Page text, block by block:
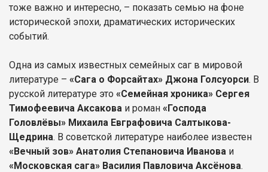
тоже важно и интересно, – показать семью на фоне
исторической эпохи, драматических исторических
событий.
Одна из самых известных семейных саг в мировой
литературе – «Сага о Форсайтах» Джона Голсуорси. В
русской литературе это «Семейная хроника» Сергея
Тимофеевича Аксакова и роман «Господа
Головлёвы» Михаила Евграфовича Салтыкова-
Щедрина. В советской литературе наиболее известен
«Вечный зов» Анатолия Степановича Иванова и
«Московская сага» Василия Павловича Аксёнова.